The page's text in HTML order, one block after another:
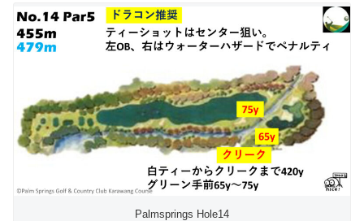
Palmsprings Hole14